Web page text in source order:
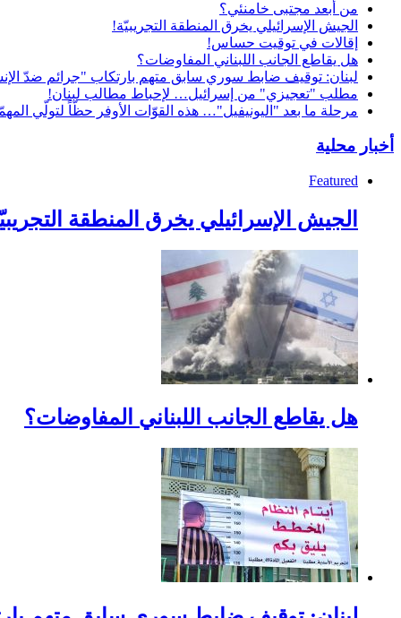
من أبعد مجتبى خامنئي؟
الجيش الإسرائيلي يخرق المنطقة التجريبيّة!
إقالات في توقيت حساس!
هل يقاطع الجانب اللبناني المفاوضات؟
لبنان: توقيف ضابط سوري سابق متهم بارتكاب "جرائم ضدّ
مطلب "تعجيزي" من إسرائيل… لإحباط مطالب لبنان!
مرحلة ما بعد "اليونيفيل"… هذه القوّات الأوفر حظّاً لتولّي
أخبار محلية
Featured
الجيش الإسرائيلي يخرق المنطقة
هل يقاطع الجانب اللبناني المفاوضات؟